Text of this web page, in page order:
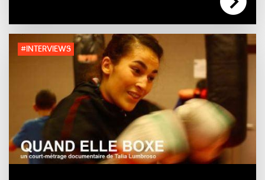
#INTERVIEWS